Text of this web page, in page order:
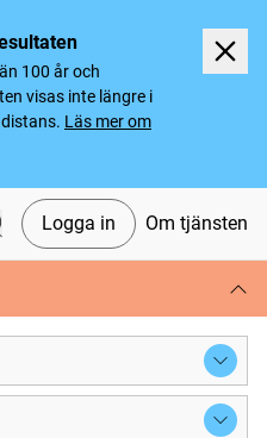
100 år och
visas inte längre i
Läs mer om
Logga in Om tjänsten